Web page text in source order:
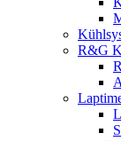
R&G